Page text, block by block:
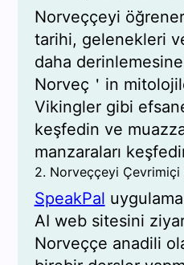
Norveççeyi
tarihi, gelenekleri
daha
Norveç＇in
Vikingler gibi
keşfedin ve
manzaraları
2. Norveççeyi Çevrimiçi
SpeakPal
AI web sitesini
Norveççe anadili